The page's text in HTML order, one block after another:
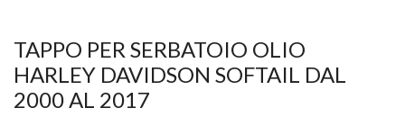
TAPPO PER SERBATOIO OLIO
HARLEY DAVIDSON SOFTAIL DAL
2000 AL 2017